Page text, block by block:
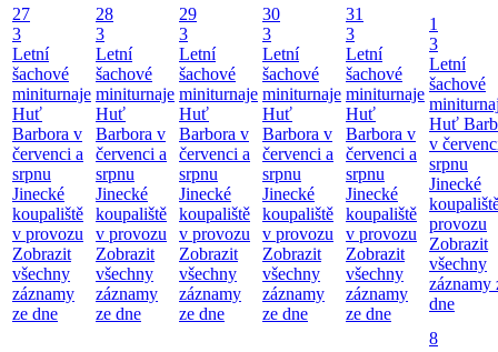
27
3
Letní
šachové
miniturnaje
Huť
Barbora v
červenci a
srpnu
Jinecké
koupaliště
v provozu
Zobrazit
všechny
záznamy
ze dne
28
3
Letní
šachové
miniturnaje
Huť
Barbora v
červenci a
srpnu
Jinecké
koupaliště
v provozu
Zobrazit
všechny
záznamy
ze dne
29
3
Letní
šachové
miniturnaje
Huť
Barbora v
červenci a
srpnu
Jinecké
koupaliště
v provozu
Zobrazit
všechny
záznamy
ze dne
30
3
Letní
šachové
miniturnaje
Huť
Barbora v
červenci a
srpnu
Jinecké
koupaliště
v provozu
Zobrazit
všechny
záznamy
ze dne
31
3
Letní
šachové
miniturnaje
Huť
Barbora v
červenci a
srpnu
Jinecké
koupaliště
v provozu
Zobrazit
všechny
záznamy
ze dne
1
3
Letní
šachové
Huť
v
srpnu
Jinecké
provozu
Zobrazit
všechny
záznamy
dne
8